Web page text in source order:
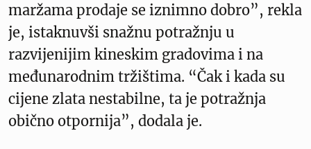
maržama prodaje se iznimno dobro”, rekla
je, istaknuvši snažnu potražnju u
razvijenijim kineskim gradovima i na
međunarodnim tržištima. “Čak i kada su
cijene zlata nestabilne, ta je potražnja
obično otpornija”, dodala je.